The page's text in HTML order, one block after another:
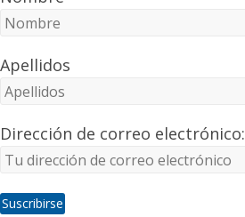
Apellidos
Dirección de correo electrónico: